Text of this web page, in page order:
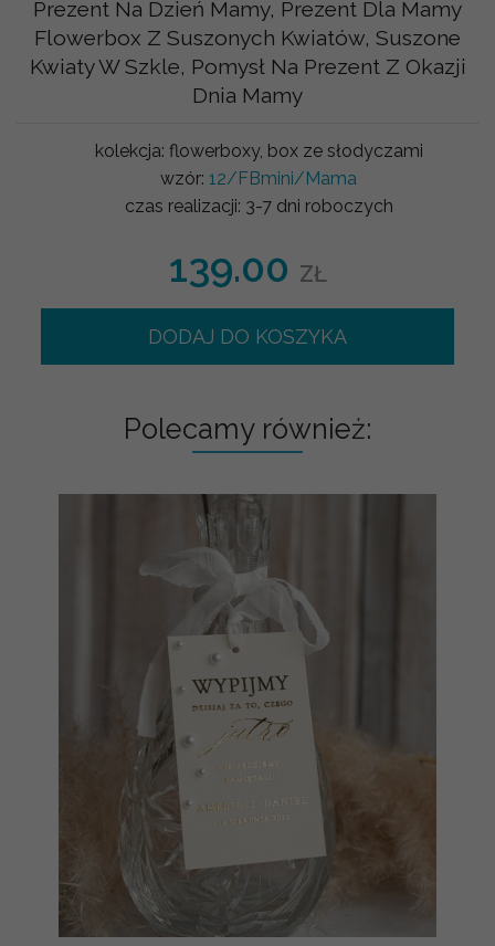
Prezent Na Dzień Mamy, Prezent Dla Mamy
Flowerbox Z Suszonych Kwiatów, Suszone
Kwiaty W Szkle, Pomysł Na Prezent Z Okazji
Dnia Mamy
kolekcja: flowerboxy, box ze słodyczami
wzór: 12/FBmini/Mama
czas realizacji: 3-7 dni roboczych
139.00 ZŁ
DODAJ DO KOSZYKA
Polecamy również: